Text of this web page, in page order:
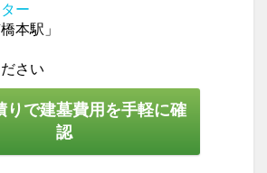
ー
本駅」
さい
りで建墓費用を手軽に確
認